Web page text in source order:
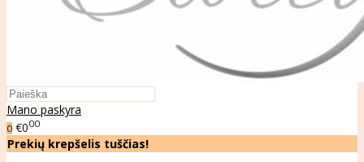
Mano paskyra
0 €000
Prekių krepšelis tuščias!